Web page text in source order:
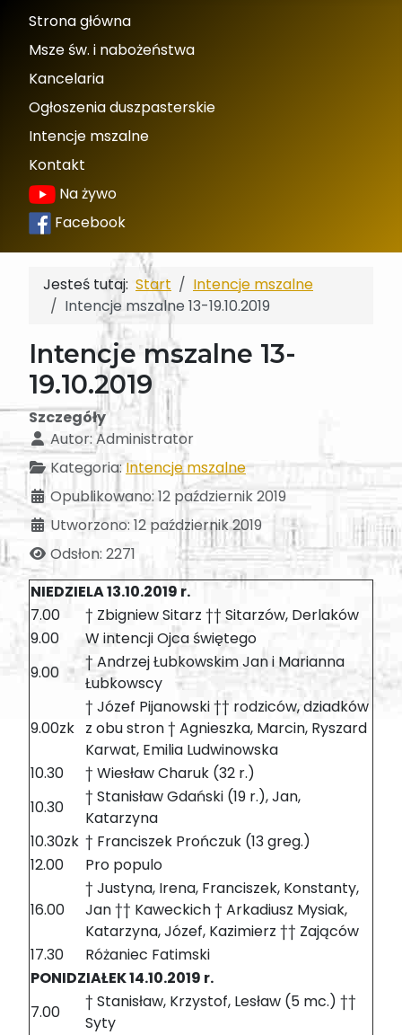
Strona główna
Msze św. i nabożeństwa
Kancelaria
Ogłoszenia duszpasterskie
Intencje mszalne
Kontakt
Na żywo
Facebook
Jesteś tutaj: Start
Intencje mszalne
Intencje mszalne 13-19.10.2019
Intencje mszalne 13-
19.10.2019
Szczegóły
Autor: Administrator
Kategoria:Intencje mszalne
Opublikowano: 12 październik 2019
Utworzono: 12 październik 2019
Odsłon: 2271
NIEDZIELA 13.10.2019 r.
7.00
† Zbigniew Sitarz †† Sitarzów, Derlaków
9.00
W intencji Ojca świętego
9.00
† Andrzej Łubkowskim Jan i Marianna
Łubkowscy
9.00zk
† Józef Pijanowski †† rodziców, dziadków
z obu stron † Agnieszka, Marcin, Ryszard
Karwat, Emilia Ludwinowska
10.30
† Wiesław Charuk (32 r.)
10.30
† Stanisław Gdański (19 r.), Jan,
Katarzyna
10.30zk † Franciszek Prończuk (13 greg.)
12.00
Pro populo
16.00
† Justyna, Irena, Franciszek, Konstanty,
Jan †† Kaweckich † Arkadiusz Mysiak,
Katarzyna, Józef, Kazimierz †† Zająców
17.30
Różaniec Fatimski
PONIDZIAŁEK 14.10.2019 r.
7.00
† Stanisław, Krzystof, Lesław (5 mc.) ††
Syty